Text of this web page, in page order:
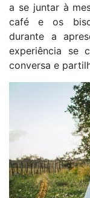
a se juntar à
café e os
durante a
experiência se
conversa e